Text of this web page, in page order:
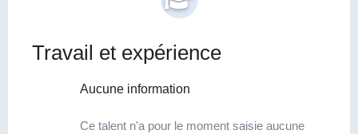
Travail et expérience
Aucune information
Ce talent n'a pour le moment saisie aucune